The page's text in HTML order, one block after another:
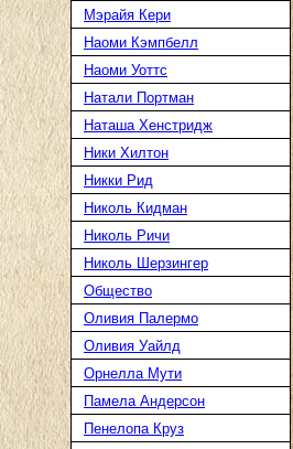
Мэрайя Кери
Наоми Кэмпбелл
Наоми Уоттс
Натали Портман
Наташа Хенстридж
Ники Хилтон
Никки Рид
Николь Кидман
Николь Ричи
Николь Шерзингер
Общество
Оливия Палермо
Оливия Уайлд
Орнелла Мути
Памела Андерсон
Пенелопа Круз